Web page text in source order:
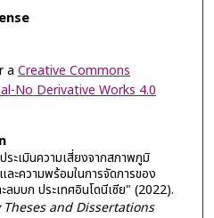
a Creative Commons
No Derivative Works 4.0
ะเมินความเสี่ยงจากสภาพภูมิ
ะความพร้อมในการจัดการของ
มบก ประเทศอินโดนีเซีย" (2022).
and Dissertations